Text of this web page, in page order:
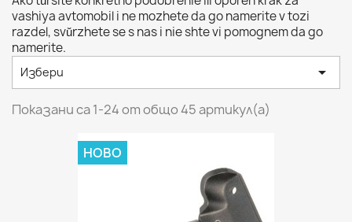
vashiya avtomobil i ne mozhete da go namerite v tozi
razdel, svŭrzhete se s nas i nie shte vi pomognem da go
namerite.
Избери 
Показани са 1-24 от общо 45 артикул(а)
НОВО